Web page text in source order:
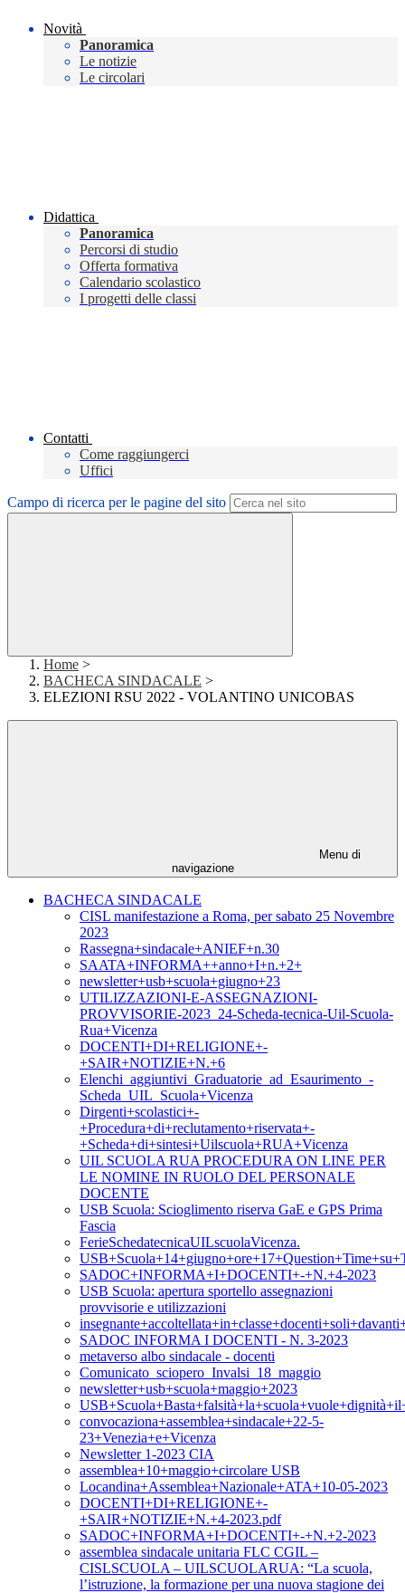
Novità
Panoramica
Le notizie
Le circolari
Didattica
Panoramica
Percorsi di studio
Offerta formativa
Calendario scolastico
I progetti delle classi
Contatti
Come raggiungerci
Uffici
Campo di ricerca per le pagine del sito
Home >
BACHECA SINDACALE >
ELEZIONI RSU 2022 - VOLANTINO UNICOBAS
Menu di
navigazione
BACHECA SINDACALE
CISL manifestazione a Roma, per sabato 25 Novembre
2023
Rassegna+sindacale+ANIEF+n.30
SAATA+INFORMA++anno+I+n.+2+
newsletter+usb+scuola+giugno+23
UTILIZZAZIONI-E-ASSEGNAZIONI-
PROVVISORIE-2023_24-Scheda-tecnica-Uil-Scuola-
Rua+Vicenza
DOCENTI+DI+RELIGIONE+-
+SAIR+NOTIZIE+N.+6
Elenchi_aggiuntivi_Graduatorie_ad_Esaurimento_-
Scheda_UIL_Scuola+Vicenza
Dirgenti+scolastici+-
+Procedura+di+reclutamento+riservata+-
+Scheda+di+sintesi+Uilscuola+RUA+Vicenza
UIL SCUOLA RUA PROCEDURA ON LINE PER
LE NOMINE IN RUOLO DEL PERSONALE
DOCENTE
USB Scuola: Scioglimento riserva GaE e GPS Prima
Fascia
FerieSchedatecnicaUILscuolaVicenza.
SADOC+INFORMA+I+DOCENTI+-+N.+4-2023
USB Scuola: apertura sportello assegnazioni
provvisorie e utilizzazioni
SADOC INFORMA I DOCENTI - N. 3-2023
metaverso albo sindacale - docenti
Comunicato_sciopero_Invalsi_18_maggio
newsletter+usb+scuola+maggio+2023
convocaziona+assemblea+sindacale+22-5-
23+Venezia+e+Vicenza
Newsletter 1-2023 CIA
assemblea+10+maggio+circolare USB
Locandina+Assemblea+Nazionale+ATA+10-05-2023
DOCENTI+DI+RELIGIONE+-
+SAIR+NOTIZIE+N.+4-2023.pdf
SADOC+INFORMA+I+DOCENTI+-+N.+2-2023
assemblea sindacale unitaria FLC CGIL –
CISLSCUOLA – UILSCUOLARUA: “La scuola,
l’istruzione, la formazione per una nuova stagione dei